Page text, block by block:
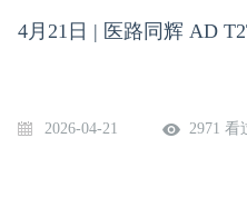
4月21日 | 医路同辉 AD
2026-04-21 2971 看